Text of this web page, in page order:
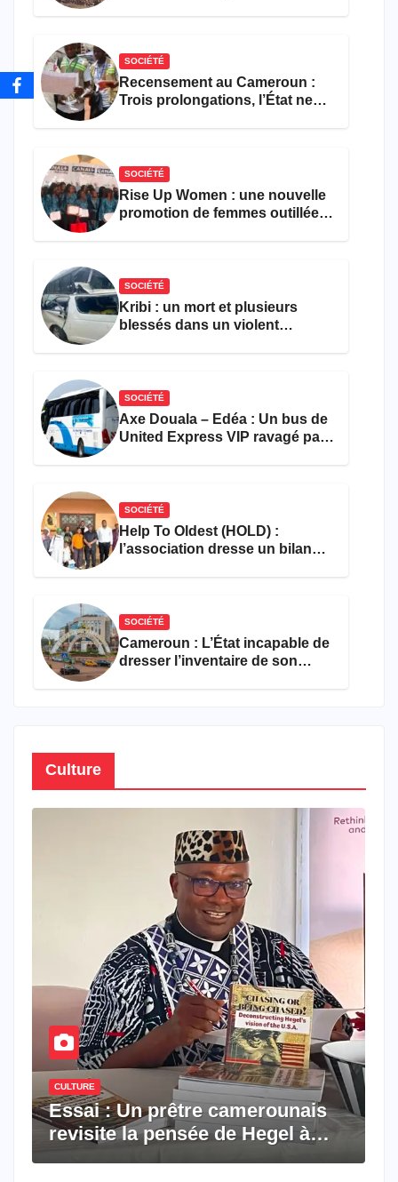
SOCIÉTÉ
Recensement au Cameroun :
Trois prolongations, l’État ne
SOCIÉTÉ
Rise Up Women : une nouvelle
promotion de femmes outillées
SOCIÉTÉ
Kribi : un mort et plusieurs
blessés dans un violent
SOCIÉTÉ
Axe Douala – Edéa : Un bus de
United Express VIP ravagé par
SOCIÉTÉ
Help To Oldest (HOLD) :
l’association dresse un bilan
SOCIÉTÉ
Cameroun : L’État incapable de
dresser l’inventaire de son
Culture
CULTURE
Essai : Un prêtre camerounais
revisite la pensée de Hegel à